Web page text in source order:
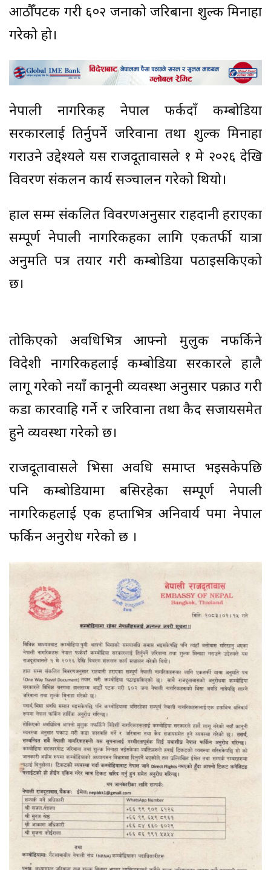
आठौँपटक गरी ६०२ जनाको जरिबाना शुल्क मिनाहा
गरेको हो।
नेपाली नागरिकहरू नेपाल फर्कदाँ कम्बोडिया
सरकारलाई तिर्नुपर्ने जरिवाना तथा शुल्क मिनाहा
गराउने उद्देश्यले यस राजदूतावासले १ मे २०२६ देखि
विवरण संकलन कार्य सञ्चालन गरेको थियो।
हाल सम्म संकलित विवरणअनुसार राहदानी हराएका
सम्पूर्ण नेपाली नागरिकहरूका लागि एकतर्फी यात्रा
अनुमति पत्र तयार गरी कम्बोडिया पठाइसकिएको
छ।
तोकिएको अवधिभित्र आफ्नो मुलुक नफर्किने
विदेशी नागरिकहरूलाई कम्बोडिया सरकारले हालै
लागू गरेको नयाँ कानूनी व्यवस्था अनुसार पक्राउ गरी
कडा कारवाहि गर्ने र जरिवाना तथा कैद सजायसमेत
हुने व्यवस्था गरेको छ।
राजदूतावासले भिसा अवधि समाप्त भइसकेपछि
पनि कम्बोडियामा बसिरहेका सम्पूर्ण नेपाली
नागरिकहरूलाई एक हप्ताभित्र अनिवार्य रूपमा नेपाल
फर्किन अनुरोध गरेको छ ।